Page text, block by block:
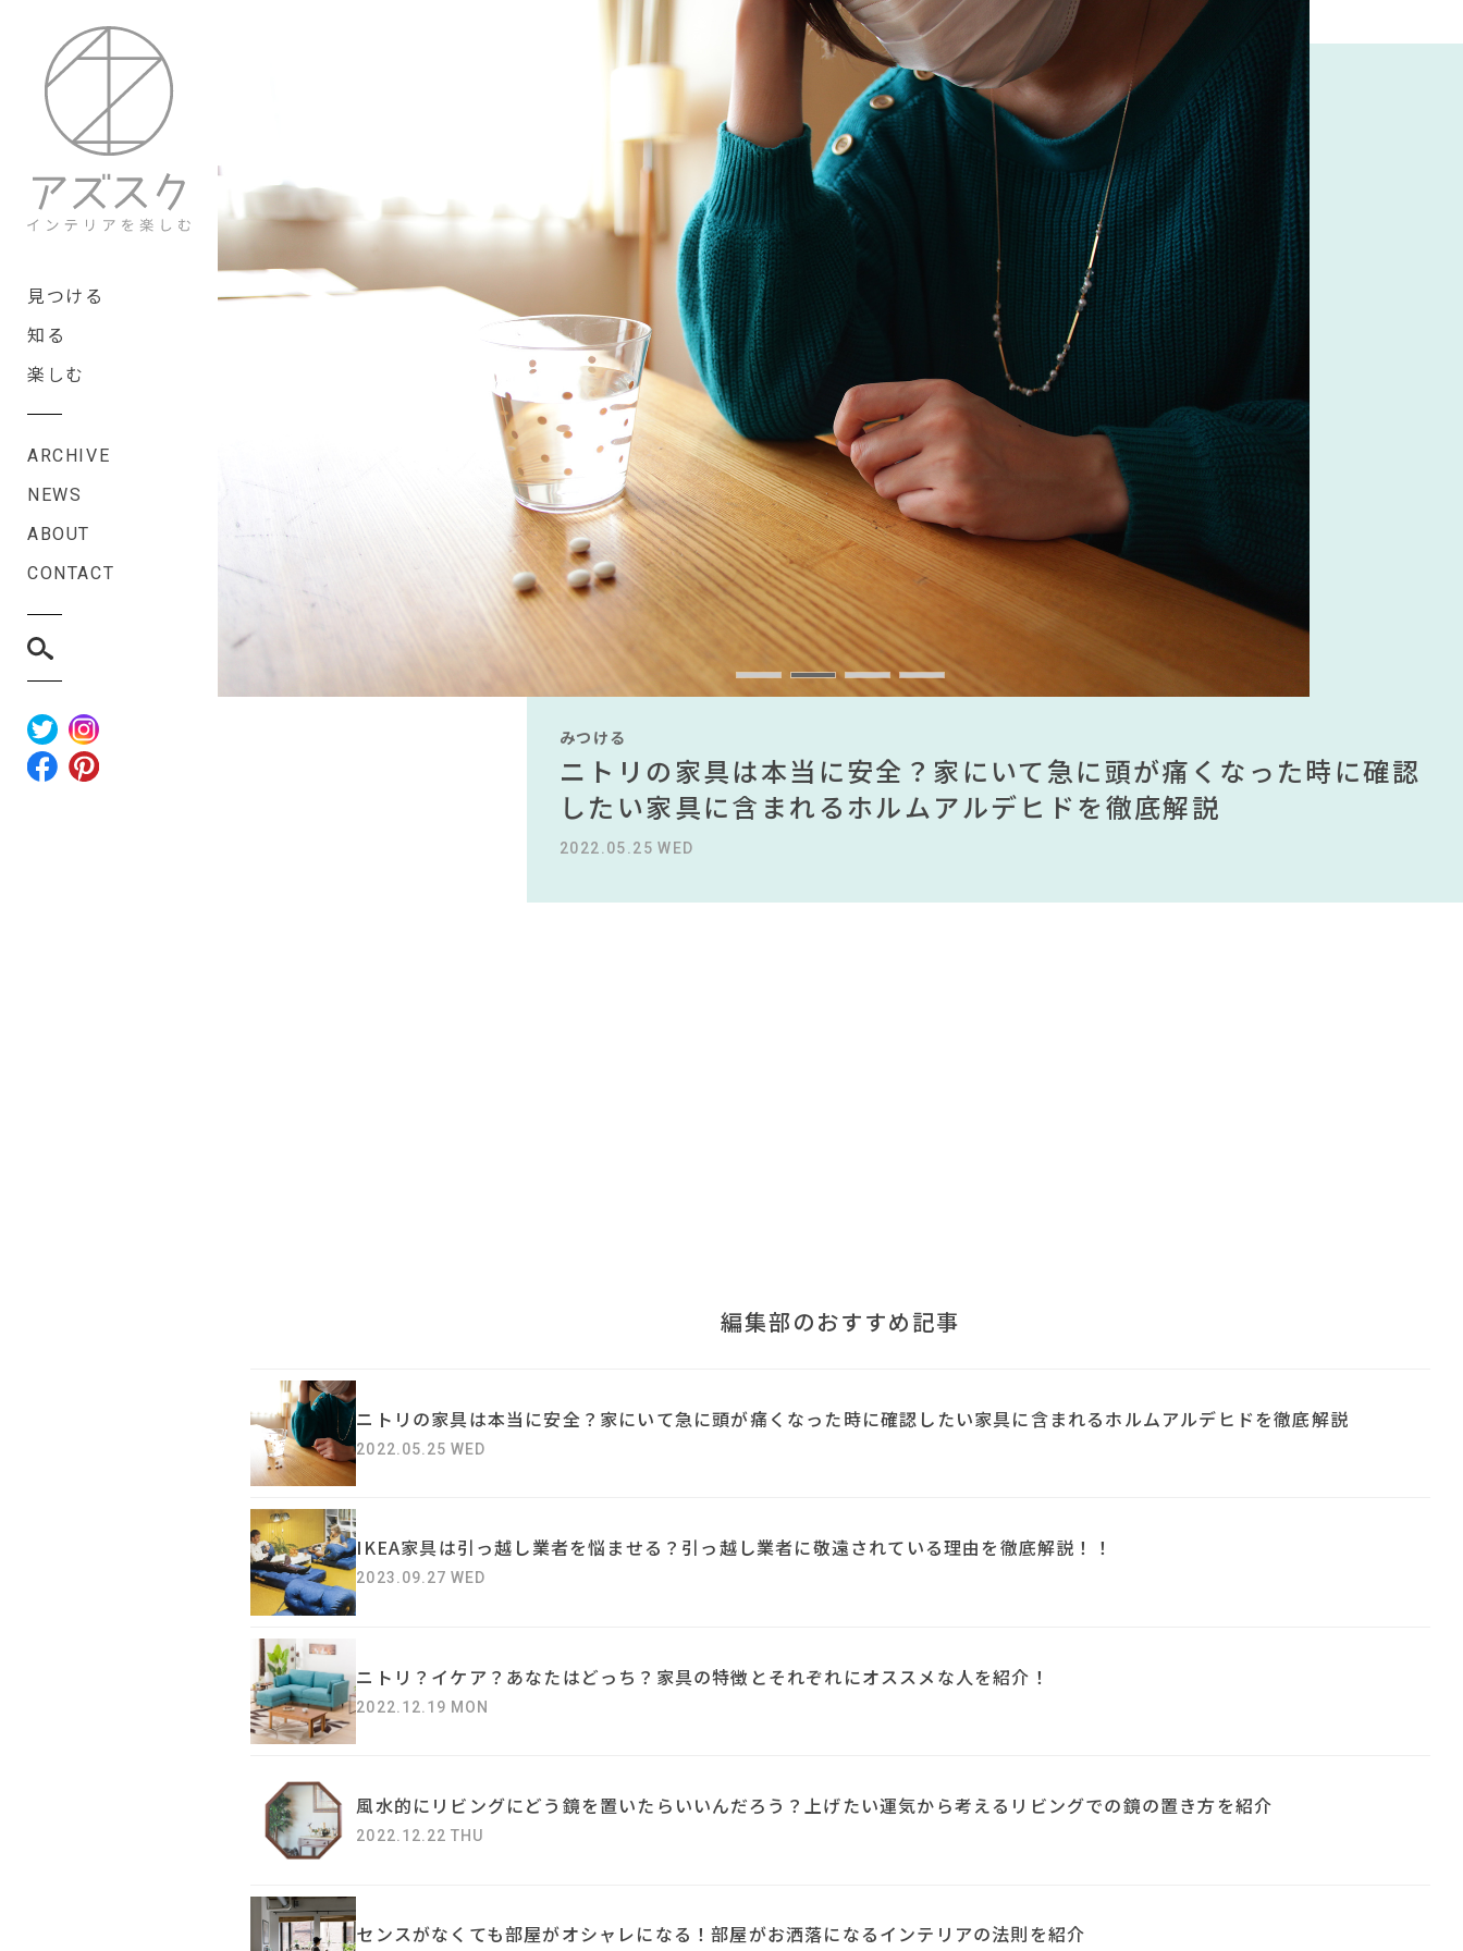
見つける
知る
楽しむ
ARCHIVE
NEWS
ABOUT
CONTACT
TAG LIST
#ファニタメ#ACTUS#大塚家具#タンスのゲン
#2022 秋ドラマ#岸井ゆきの #ヤマソロ #波瑠#ソファ#サステナブル#IKEA
#材木屋のおやじとせがれ #関家具#岡崎製材#田中みな実#おすすめ #家具 #映画
#カリモク家具#チェア#KEYUCA#ニトリ#IDÉE
#インテリアの法則#インテリアコーディネート#照明#テーブル #木図鑑
#フェリシモ#インテリアスタイリングの法則
#DINOS CORPORATION#2022 夏ドラマ#2022 春ドラマ #中村アン
#無印良品#テレワーク#コメリ#石田ゆり子#間宮祥太朗 #unico#MoMA#展示会
#オフィスチェア #良品計画#大川家具#一枚板
みつける
無印で有名デザイナーのアイテムが手に入る？無印良品で買える有
名デザイナーがデザインしたインテリアを一挙紹介
2022.10.24 MON
みつける
IKEA家具は引っ越し業者を悩ませる？引っ越し業者に敬遠されてい
る理由を徹底解説！！
2023.09.27 WED
みつける
ニトリの家具は本当に安全？家にいて急に頭が痛くなった時に確認
したい家具に含まれるホルムアルデヒドを徹底解説
2022.05.25 WED
みつける
【部屋をおしゃれにしたい人必見】今話題のインテリアスタイルか
ら定番スタイルまで紹介！おすすめインテリアスタイル18選
2023.09.23 SAT
みつける
無印で有名デザイナーのアイテムが手に入る？無印良品で買える有
名デザイナーがデザインしたインテリアを一挙紹介
2022.10.24 MON
みつける
IKEA家具は引っ越し業者を悩ませる？引っ越し業者に敬遠されてい
る理由を徹底解説！！
2023.09.27 WED
編集部のおすすめ記事
ニトリの家具は本当に安全？家にいて急に頭が痛くなった時に確認したい家具に含まれるホルムアルデヒドを徹底解説
2022.05.25 WED
IKEA家具は引っ越し業者を悩ませる？引っ越し業者に敬遠されている理由を徹底解説！！
2023.09.27 WED
ニトリ？イケア？あなたはどっち？家具の特徴とそれぞれにオススメな人を紹介！
2022.12.19 MON
風水的にリビングにどう鏡を置いたらいいんだろう？上げたい運気から考えるリビングでの鏡の置き方を紹介
2022.12.22 THU
センスがなくても部屋がオシャレになる！部屋がお洒落になるインテリアの法則を紹介